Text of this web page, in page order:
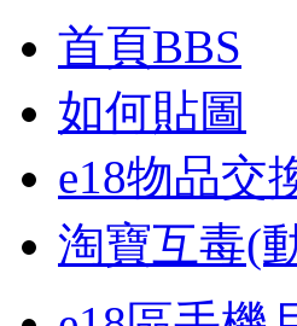
首頁BBS
如何貼圖
e18物品交
淘寶互毒(